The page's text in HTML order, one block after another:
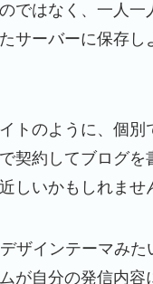
ではなく、一人一
サーバーに保存し
トのように、個別
契約してブログを
しいかもしれませ
ザインテーマみた
が自分の発信内容